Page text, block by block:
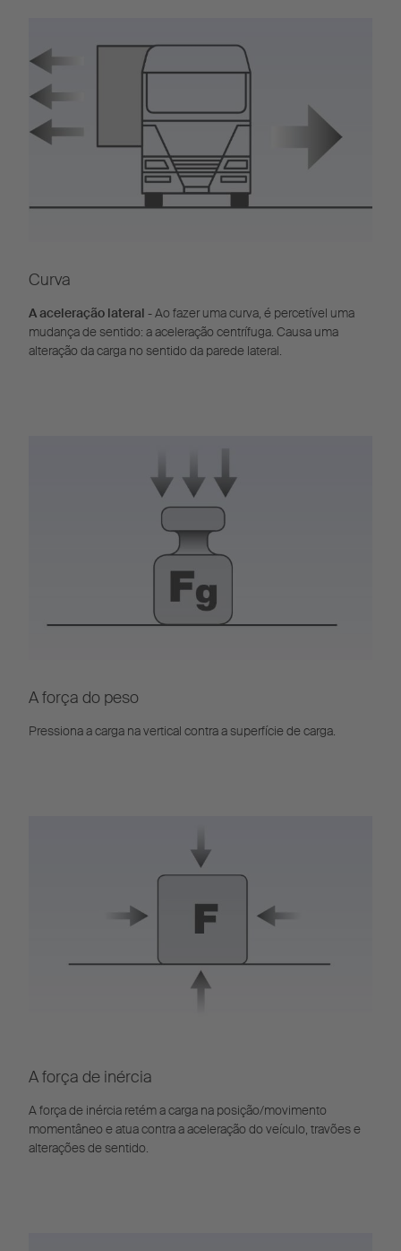
Curva
A aceleração lateral - Ao fazer uma curva, é percetível uma
mudança de sentido: a aceleração centrífuga. Causa uma
alteração da carga no sentido da parede lateral.
A força do peso
Pressiona a carga na vertical contra a superfície de carga.
A força de inércia
A força de inércia retém a carga na posição/movimento
momentâneo e atua contra a aceleração do veículo, travões e
alterações de sentido.